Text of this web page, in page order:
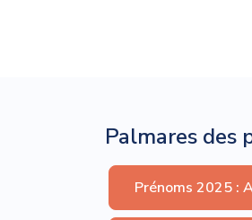
Palmares des
Prénoms 2025 :